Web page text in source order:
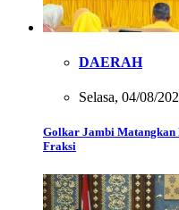
DAERAH
Selasa, 04/08/
Golkar Jambi Matangkan
Fraksi